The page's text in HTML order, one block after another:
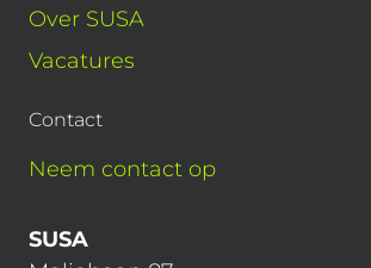
Over SUSA
Vacatures
Contact
Neem contact op
SUSA